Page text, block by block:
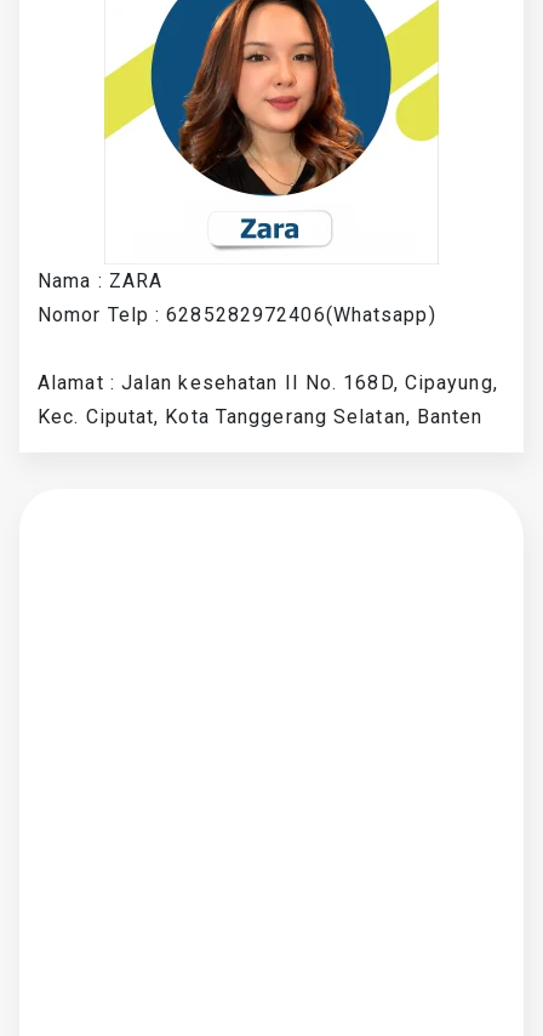
Nama : ZARA
Nomor Telp : 6285282972406(Whatsapp)
Alamat : Jalan kesehatan II No. 168D, Cipayung,
Kec. Ciputat, Kota Tanggerang Selatan, Banten